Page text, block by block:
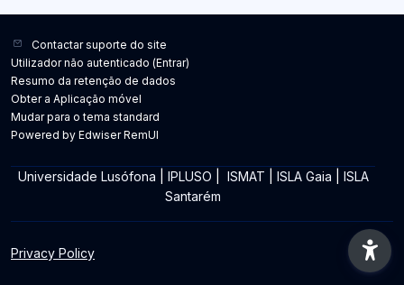
Contactar suporte do site
Utilizador não autenticado (Entrar)
Resumo da retenção de dados
Obter a Aplicação móvel
Mudar para o tema standard
Powered by Edwiser RemUI
Universidade Lusófona IPLUSO ISMAT ISLA Gaia
ISLA
Santarém
Privacy Policy